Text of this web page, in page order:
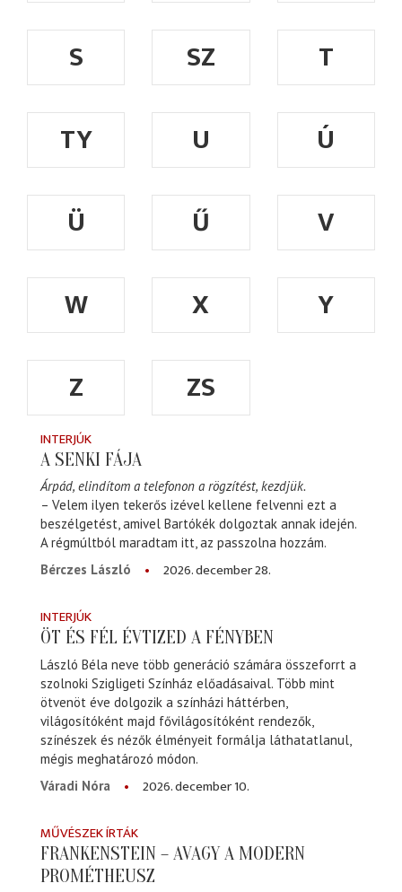
S SZ
T
TY
U
Ú
Ü
Ű
V
W
X
Y
Z
ZS
INTERJÚK
A SENKI FÁJA
Árpád, elindítom a telefonon a rögzítést, kezdjük.
– Velem ilyen tekerős izével kellene felvenni ezt a
beszélgetést, amivel Bartókék dolgoztak annak idején.
A régmúltból maradtam itt, az passzolna hozzám.
Bérczes László
2026. december 28.
INTERJÚK
ÖT ÉS FÉL ÉVTIZED A FÉNYBEN
László Béla neve több generáció számára összeforrt a
szolnoki Szigligeti Színház előadásaival. Több mint
ötvenöt éve dolgozik a színházi háttérben,
világosítóként majd fővilágosítóként rendezők,
színészek és nézők élményeit formálja láthatatlanul,
mégis meghatározó módon.
Váradi Nóra
2026. december 10.
MŰVÉSZEK ÍRTÁK
FRANKENSTEIN – AVAGY A MODERN
PROMÉTHEUSZ